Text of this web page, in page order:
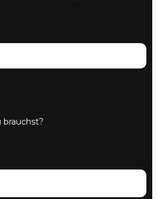
brauchst?